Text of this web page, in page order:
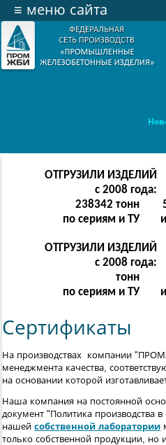
≡ меню сайта
ОТГРУЗИЛИ ИЗДЕЛИЙ
с 2008 года:
238342 тонн
по сериям и ТУ
ОТГРУЗИЛИ ИЗДЕЛИЙ
с 2008 года:
тонн
по сериям и ТУ
Сертификаты
На производствах компании
менеджмента качества,
на основании которой
Наша компания на постоянной
документ "Политика производства в
нашей собственной лаборатории
только собственной продукции, но